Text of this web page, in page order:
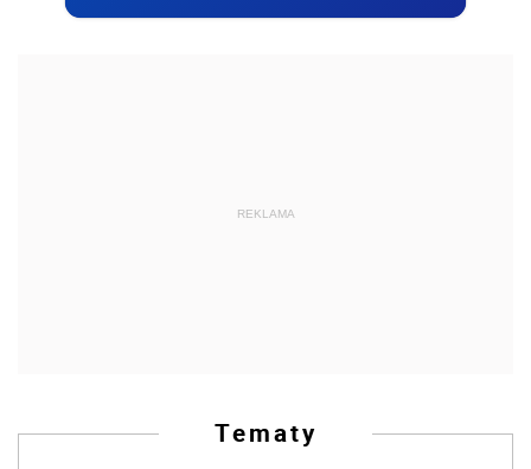
REKLAMA
Tematy